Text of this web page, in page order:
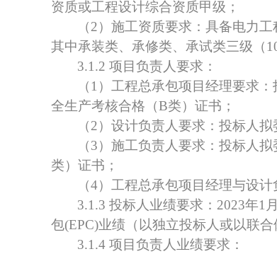
资质或工程设计综合资质甲级；
（2）施工资质要求：具备电力
其中承装类、承修类、承试类三级（
3.1.2 项目负责人要求：
（ 1） 工程总承包项目经理要求：
全生产考核合格（B类）证书；
（2）设计负责人要求：投标人
（3）施工负责人要求：投标人
类）证书；
（4） 工程总承包项目经理与设计
3.1.3 投标人业绩要求： 2023年1
包(EPC)业绩（以独立投标人或以联合
3.1.4 项目负责人 业绩要求：